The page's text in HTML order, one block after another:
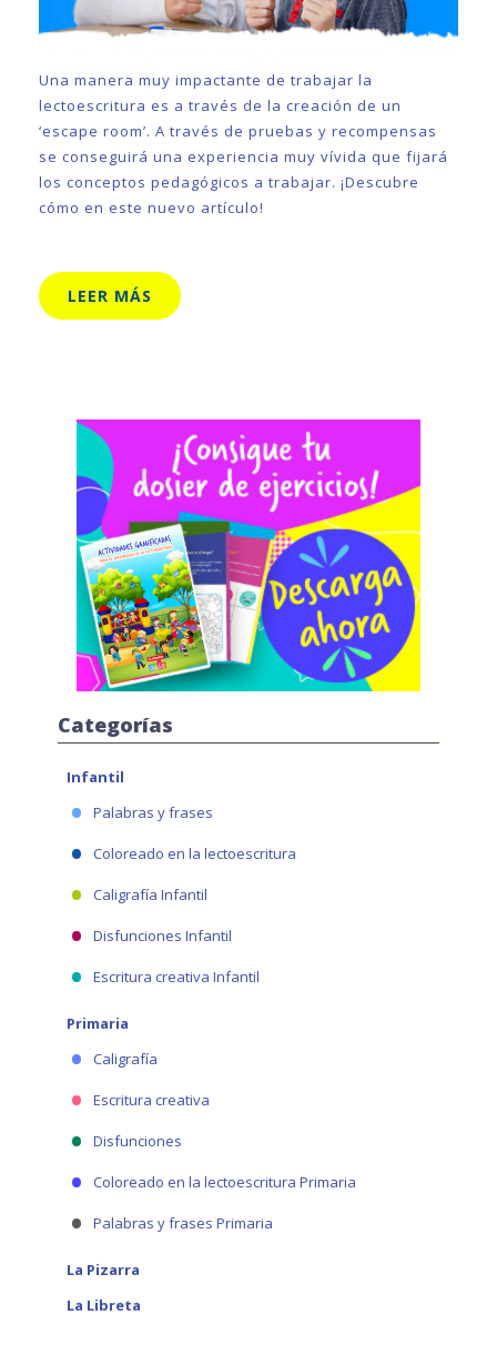
Una manera muy impactante de trabajar la
lectoescritura es a través de la creación de un
‘escape room’. A través de pruebas y recompensas
se conseguirá una experiencia muy vívida que fijará
los conceptos pedagógicos a trabajar. ¡Descubre
cómo en este nuevo artículo!
LEER MÁS
Categorías
Infantil
Palabras y frases
Coloreado en la lectoescritura
Caligrafía Infantil
Disfunciones Infantil
Escritura creativa Infantil
Primaria
Caligrafía
Escritura creativa
Disfunciones
Coloreado en la lectoescritura Primaria
Palabras y frases Primaria
La Pizarra
La Libreta